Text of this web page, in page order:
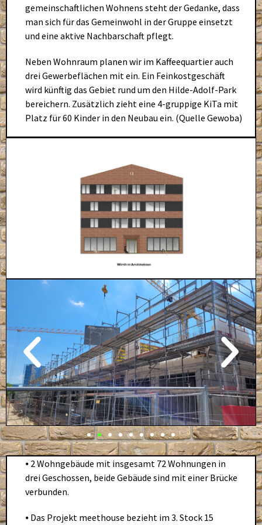
gemeinschaftlichen Wohnens steht der Gedanke, dass
man sich für das Gemeinwohl in der Gruppe einsetzt
und eine aktive Nachbarschaft pflegt.
Neben Wohnraum planen wir im Kaffeequartier auch
drei Gewerbeflächen mit ein. Ein Feinkostgeschäft
wird künftig das Gebiet rund um den Hilde-Adolf-Park
bereichern. Zusätzlich zieht eine 4-gruppige KiTa mit
Platz für 60 Kinder in den Neubau ein. (Quelle Gewoba)
⦁ 2 Wohngebäude mit insgesamt 72 Wohnungen in
drei Geschossen, beide Gebäude sind mit einer Brücke
verbunden.
⦁ Das Projekt meethouse bezieht im 3. Stock 15